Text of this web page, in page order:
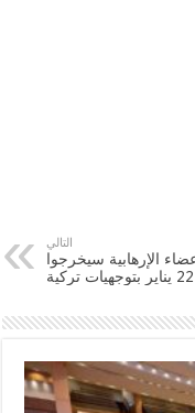
التالي
الإرهابية سيخرجوا